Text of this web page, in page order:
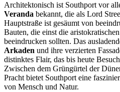
Architektonisch ist Southport vor
Veranda bekannt, die als Lord
Hauptstraße ist gesäumt von
Bauten, die einst die
beeindrucken sollten. Das
Arkaden und ihre verzierten
distinktes Flair, das bis heute
Zwischen dem Grüngürtel der
Pracht bietet Southport eine
von Mensch und Natur.